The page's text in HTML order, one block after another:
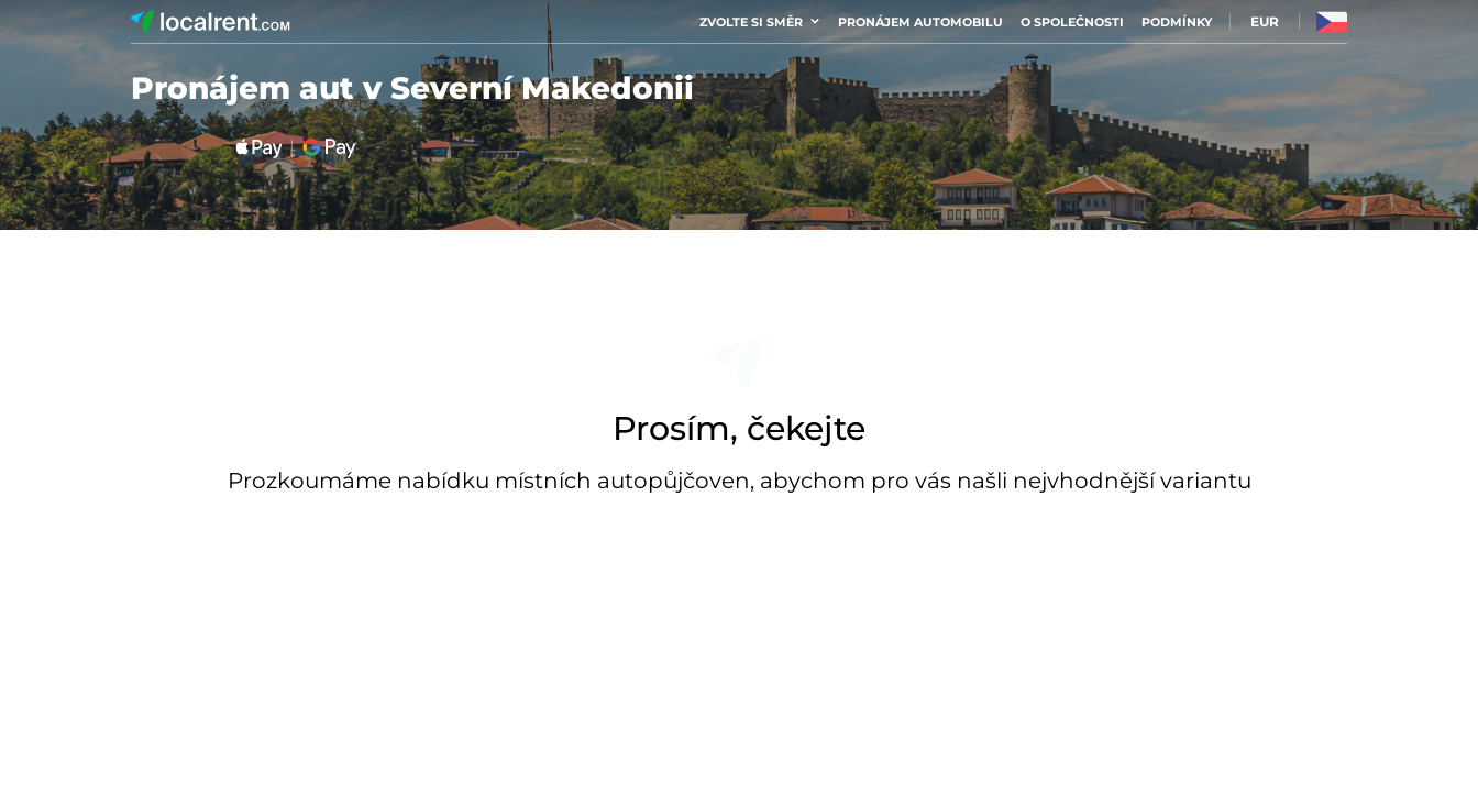
ZVOLTE SI SMĚR PRONÁJEM AUTOMOBILU O SPOLEČNOSTI PODMÍNKY EUR
Pronájem aut v Severní Makedonii
Prosím, čekejte
Prozkoumáme nabídku místních autopůjčoven, abychom pro vás našli nejvhodnější variantu